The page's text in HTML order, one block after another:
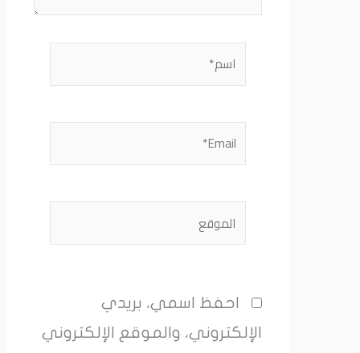
الموقع
احفظ اسمي، بريدي
الإلكتروني، والموقع الإلكتروني